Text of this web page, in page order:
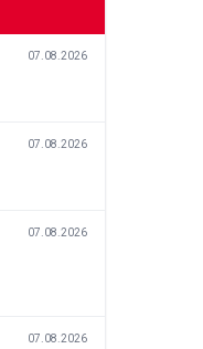
07.08.2026
07.08.2026
07.08.2026
07.08.2026